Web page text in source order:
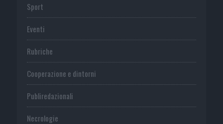
Sport
Eventi
Rubriche
Cooperazione e dintorni
Publiredazionali
Necrologie